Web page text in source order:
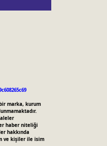
marka, kurum
haber niteliği
hakkında
ve kişiler ile isim